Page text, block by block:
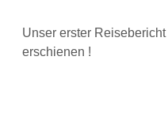
Unser erster
erschienen !